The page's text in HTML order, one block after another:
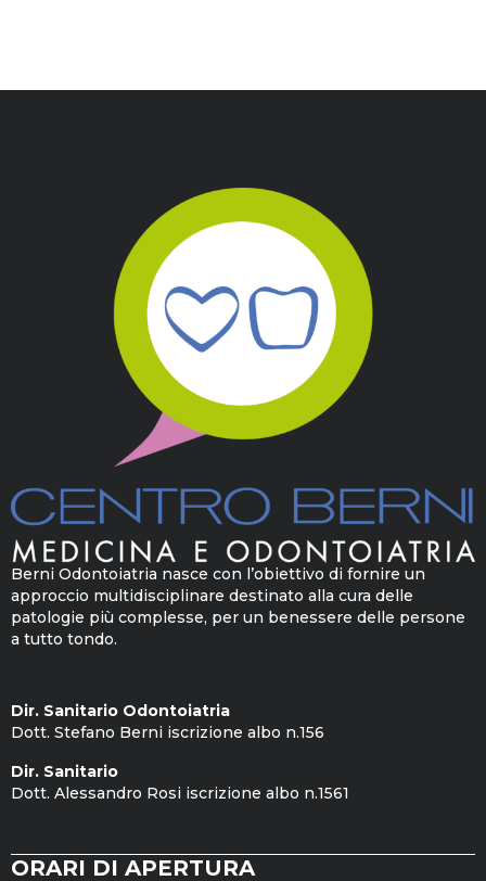
Berni Odontoiatria nasce con l’obiettivo di fornire un
approccio multidisciplinare destinato alla cura delle
patologie più complesse, per un benessere delle persone
a tutto tondo.
Dir. Sanitario Odontoiatria
Dott. Stefano Berni iscrizione albo n.156
Dir. Sanitario
Dott. Alessandro Rosi iscrizione albo n.1561
ORARI DI APERTURA